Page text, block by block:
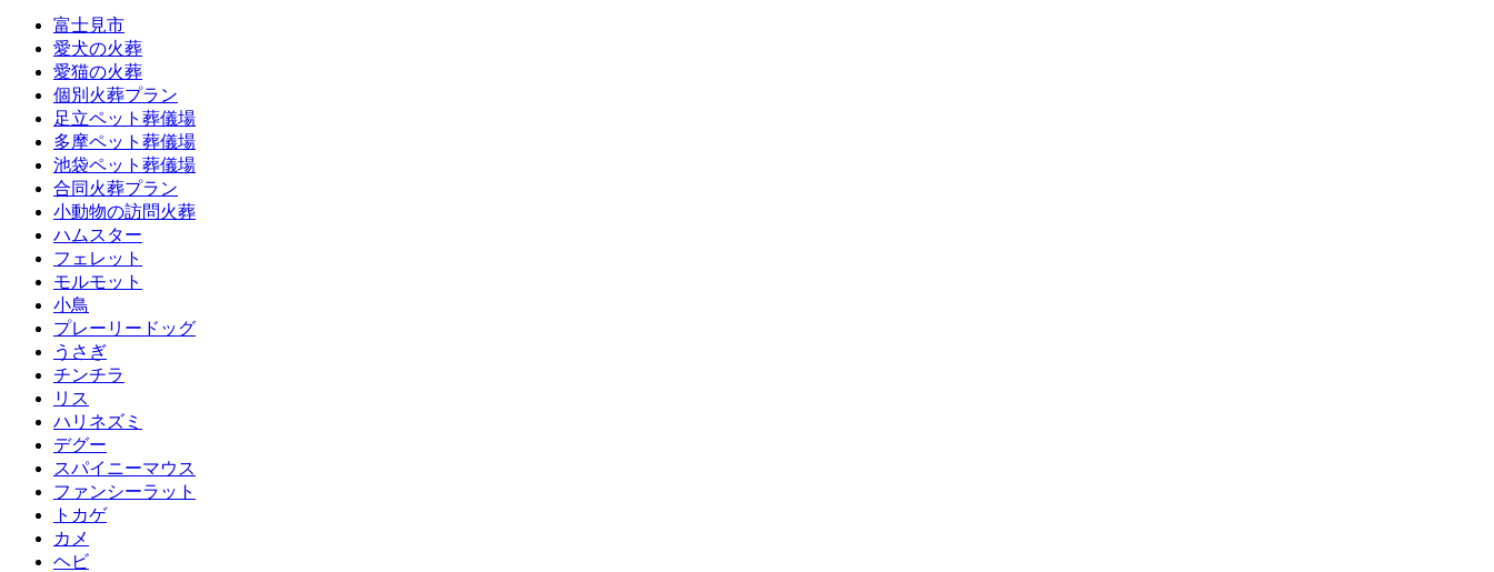
富士見市
愛犬の火葬
愛猫の火葬
個別火葬プラン
足立ペット葬儀場
多摩ペット葬儀場
池袋ペット葬儀場
合同火葬プラン
小動物の訪問火葬
ハムスター
フェレット
モルモット
小鳥
プレーリードッグ
うさぎ
チンチラ
リス
ハリネズミ
デグー
スパイニーマウス
ファンシーラット
トカゲ
カメ
ヘビ